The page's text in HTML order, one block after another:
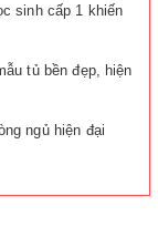
sinh cấp 1 khiến
tủ bền đẹp, hiện
ngủ hiện đại